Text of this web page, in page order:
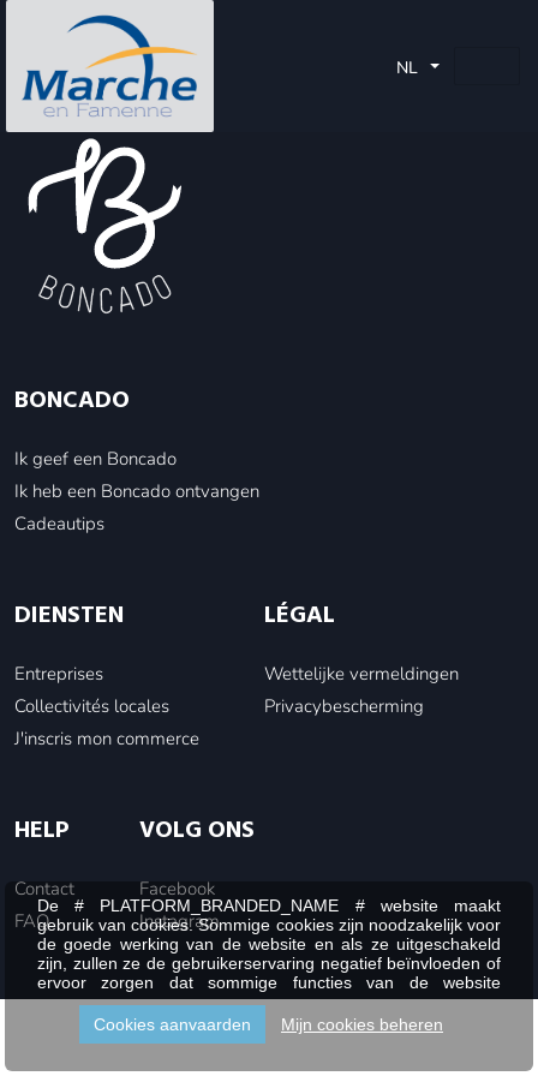
NL
Momenteel kunnen uw klanten hun Bancontact, Maestro, Visa
en Mastercard kaart gebruiken.
BONCADO
Ik geef een Boncado
Ik heb een Boncado ontvangen
Cadeautips
DIENSTEN
Entreprises
Collectivités locales
J'inscris mon commerce
LÉGAL
Wettelijke vermeldingen
Privacybescherming
HELP
Contact
FAQ
VOLG ONS
Facebook
Instagram
De # PLATFORM_BRANDED_NAME # website maakt
gebruik van cookies. Sommige cookies zijn noodzakelijk voor
de goede werking van de website en als ze uitgeschakeld
zijn, zullen ze de gebruikerservaring negatief beïnvloeden of
ervoor zorgen dat sommige functies van de website
uitgeschakeld zijn. Andere cookies worden gebruikt voor
analyse- of marketingdoeleinden.
Cookies aanvaarden Mijn cookies beheren